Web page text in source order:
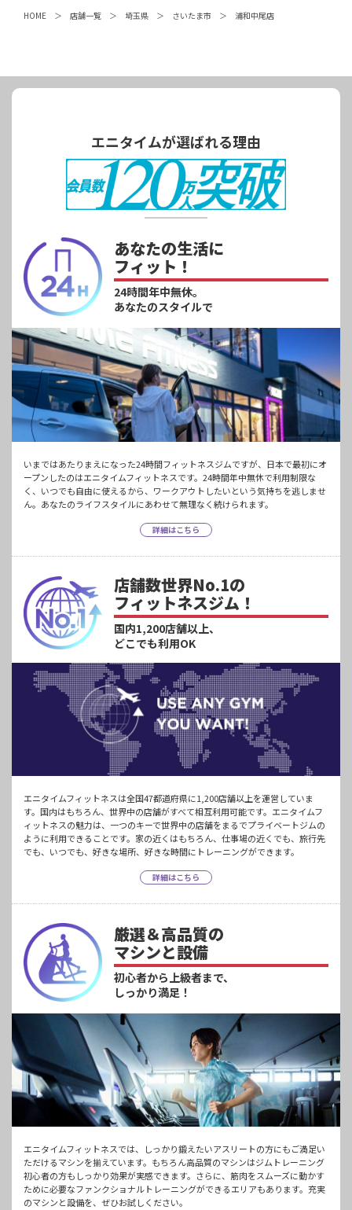
HOME 店舗一覧 埼玉県 さいたま市 浦和中尾店
エニタイムが選ばれる理由
あなたの生活に
フィット！
24時間年中無休。
あなたのスタイルで
いまではあたりまえになった24時間フィットネスジムですが、日本で最初にオ
ープンしたのはエニタイムフィットネスです。24時間年中無休で利用制限な
く、いつでも自由に使えるから、ワークアウトしたいという気持ちを逃しませ
ん。あなたのライフスタイルにあわせて無理なく続けられます。
詳細はこちら
店舗数世界No.1の
フィットネスジム！
国内1,200店舗以上、
どこでも利用OK
エニタイムフィットネスは全国47都道府県に1,200店舗以上を運営していま
す。国内はもちろん、世界中の店舗がすべて相互利用可能です。エニタイムフ
ィットネスの魅力は、一つのキーで世界中の店舗をまるでプライベートジムの
ように利用できることです。家の近くはもちろん、仕事場の近くでも、旅行先
でも、いつでも、好きな場所、好きな時間にトレーニングができます。
詳細はこちら
厳選＆高品質の
マシンと設備
初心者から上級者まで、
しっかり満足！
エニタイムフィットネスでは、しっかり鍛えたいアスリートの方にもご満足い
ただけるマシンを揃えています。もちろん高品質のマシンはジムトレーニング
初心者の方もしっかり効果が実感できます。さらに、筋肉をスムーズに動かす
ために必要なファンクショナルトレーニングができるエリアもあります。充実
のマシンと設備を、ぜひお試しください。